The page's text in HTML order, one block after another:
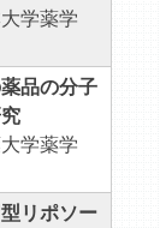
学薬学
品の分子
学薬学
リポソー